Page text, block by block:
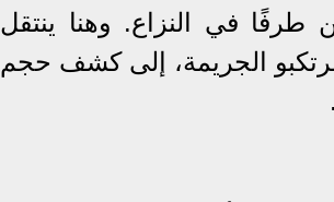
طرفًا في النزاع. وهنا ينتقل
الجريمة، إلى كشف حجم